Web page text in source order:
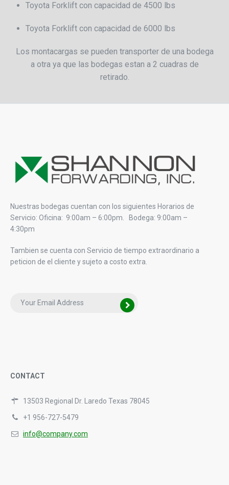
Toyota Forklift con capacidad de 4500 lbs
Toyota Forklift con capacidad de 6000 lbs
Los montacargas se pueden transporter de una bodega
a otra ya que las bodegas estan a 2 cuadras de
retirado.
Nuestras bodegas cuentan con los siguientes Horarios de
Servicio: Oficina: 9:00am – 6:00pm. Bodega: 9:00am –
4:30pm
Tambien se cuenta con Servicio de tiempo extraordinario a
peticion de el cliente y sujeto a costo extra.
CONTACT
13503 Regional Dr. Laredo Texas 78045
+1 956-727-5479
info@company.com